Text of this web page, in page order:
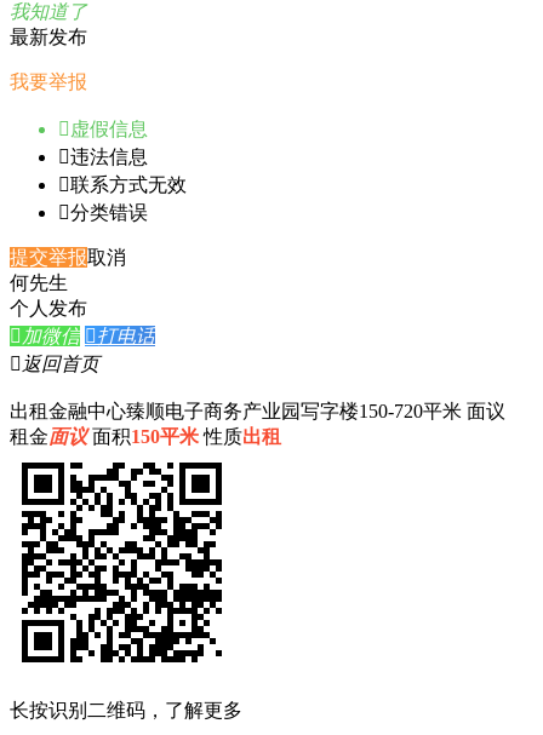
我知道了
最新发布
我要举报
 虚假信息
违法信息
联系方式无效
分类错误
提交举报取消
何先生
个人发布
 加微信 打电话
 返回首页
出租金融中心臻顺电子商务产业园写字楼150-720平米 面议
租金面议 面积150平米 性质出租
长按识别二维码，了解更多